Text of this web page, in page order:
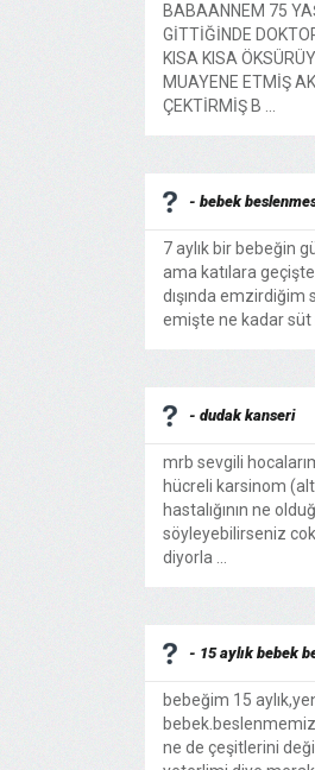
BABAANNEM 75
GİTTİĞİNDE
KISA KISA
MUAYENE ETMİŞ
ÇEKTİRMİŞ B ...
- bebek
7 aylık bir bebeğin
ama katılara
dışında emzirdiğim
emişte ne kadar süt
- dudak kanseri
mrb sevgili
hücreli karsinom
hastalığının ne
söyleyebilirseniz
diyorla ...
- 15 aylık bebek
bebeğim 15
bebek.beslenmemiz
ne de çeşitlerini